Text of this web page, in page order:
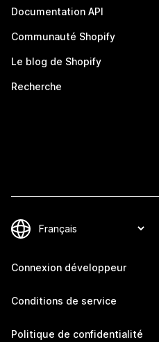
Documentation API
Communauté Shopify
Le blog de Shopify
Recherche
Connexion développeur
Conditions de service
Politique de confidentialité